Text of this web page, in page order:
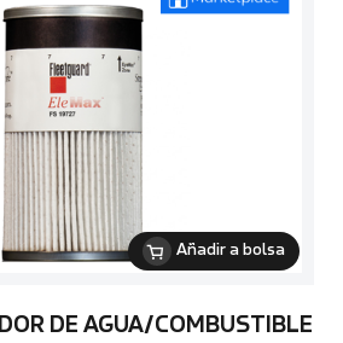
Añadir a bolsa
DE AGUA/COMBUSTIBLE